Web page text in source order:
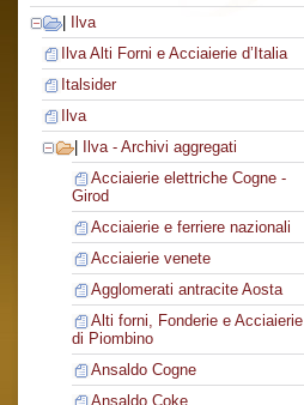
Ilva
Ilva Alti Forni e Acciaierie d’Italia
Italsider
Ilva
Ilva - Archivi aggregati
Acciaierie elettriche Cogne -
Girod
Acciaierie e ferriere nazionali
Acciaierie venete
Agglomerati antracite Aosta
Alti forni, Fonderie e Acciaierie
di Piombino
Ansaldo Cogne
Ansaldo Coke